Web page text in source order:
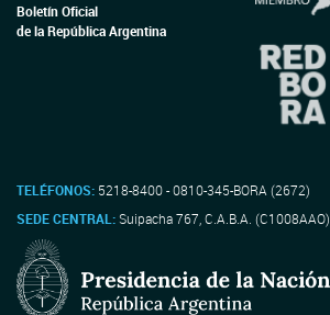
Boletín Oficial
de la República Argentina
TELÉFONOS: 5218-8400 - 0810-345-BORA (2672)
SEDE CENTRAL:Suipacha 767, C.A.B.A. (C1008AAO)